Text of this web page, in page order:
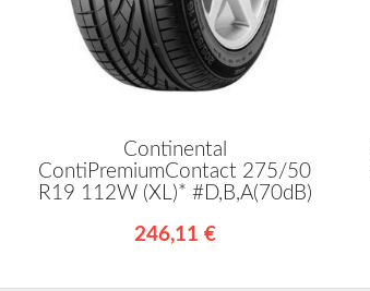
Continental
ContiPremiumContact 275/50
R19 112W (XL)* #D,B,A(70dB)
246,11 €